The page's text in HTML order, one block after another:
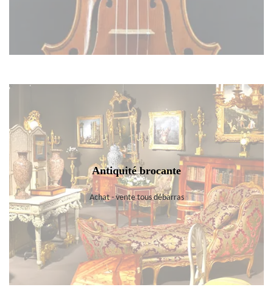
Antiquité brocante
Achat - vente tous débarras